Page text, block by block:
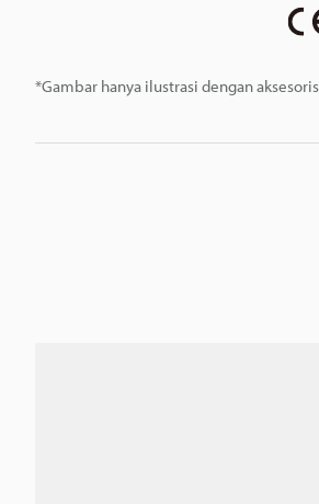
*Gambar hanya ilustrasi dengan